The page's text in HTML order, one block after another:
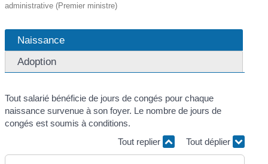
administrative (Premier ministre)
Naissance
Adoption
Tout salarié bénéficie de jours de congés pour chaque
naissance survenue à son foyer. Le nombre de jours de
congés est soumis à conditions.
Tout replier
Tout déplier